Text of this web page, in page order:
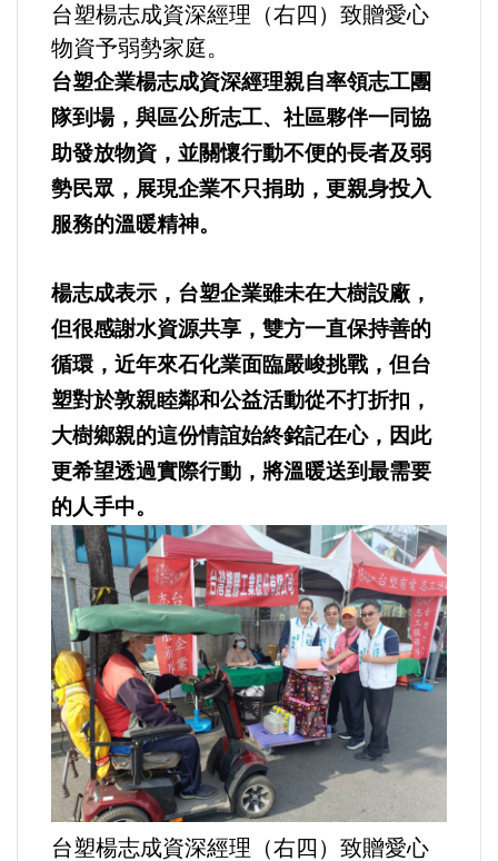
財務金融/稅制改革
選舉/民調
生物科技
發明/專利
文化資產/文物保護
旅館/民宿
好人好事/人物介紹
台塑楊志成資深經理（右四）致贈愛心
物資予弱勢家庭。
台塑企業楊志成資深經理親自率領志工團
隊到場，與區公所志工、社區夥伴一同協
助發放物資，並關懷行動不便的長者及弱
勢民眾，展現企業不只捐助，更親身投入
服務的溫暖精神。
楊志成表示，台塑企業雖未在大樹設廠，
但很感謝水資源共享，雙方一直保持善的
循環，近年來石化業面臨嚴峻挑戰，但台
塑對於敦親睦鄰和公益活動從不打折扣，
大樹鄉親的這份情誼始終銘記在心，因此
更希望透過實際行動，將溫暖送到最需要
的人手中。
台塑楊志成資深經理（右四）致贈愛心